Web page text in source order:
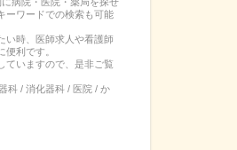
ーワードでの検索も可能
い時、医師求人や看護師
利です。
ていますので、是非ご覧
科 / 消化器科 / 医院 / か